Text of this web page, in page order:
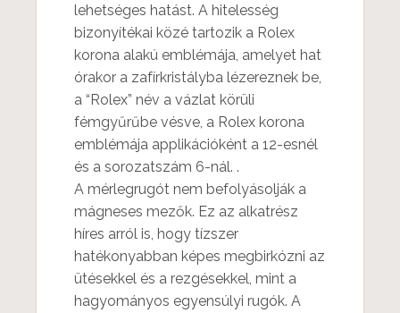
lehetséges hatást. A hitelesség
bizonyítékai közé tartozik a Rolex
korona alakú emblémája, amelyet hat
órakor a zafírkristályba lézereznek be,
a “Rolex” név a vázlat körüli
fémgyűrűbe vésve, a Rolex korona
emblémája applikációként a 12-esnél
és a sorozatszám 6-nál. .
A mérlegrugót nem befolyásolják a
mágneses mezők. Ez az alkatrész
híres arról is, hogy tízszer
hatékonyabban képes megbirkózni az
ütésekkel és a rezgésekkel, mint a
hagyományos egyensúlyi rugók. A